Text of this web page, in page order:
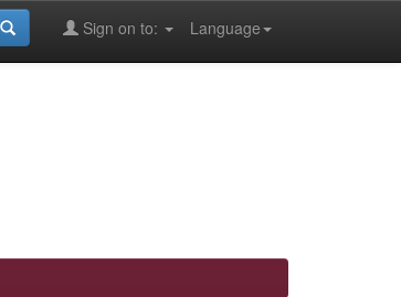
Language
Sign on to: